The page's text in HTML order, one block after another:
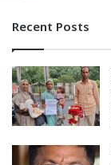
Recent Posts